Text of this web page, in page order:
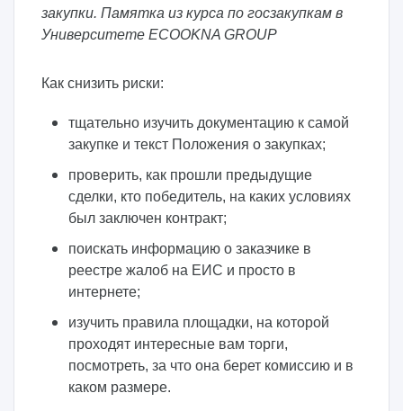
закупки. Памятка из курса по госзакупкам в
Университете ECOOKNA GROUP
Как снизить риски:
тщательно изучить документацию к самой
закупке и текст Положения о закупках;
проверить, как прошли предыдущие
сделки, кто победитель, на каких условиях
был заключен контракт;
поискать информацию о заказчике в
реестре жалоб на ЕИС и просто в
интернете;
изучить правила площадки, на которой
проходят интересные вам торги,
посмотреть, за что она берет комиссию и в
каком размере.